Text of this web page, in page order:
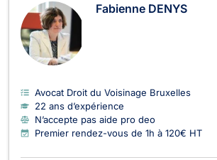
Fabienne DENYS
Avocat Droit du Voisinage Bruxelles
22 ans d’expérience
N’accepte pas aide pro deo
Premier rendez-vous de 1h à 120€ HT